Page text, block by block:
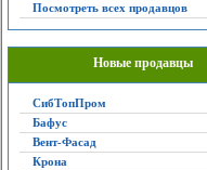
Посмотреть всех продавцов
Новые продавцы
СибТопПром
Бафус
Вент-Фасад
Крона